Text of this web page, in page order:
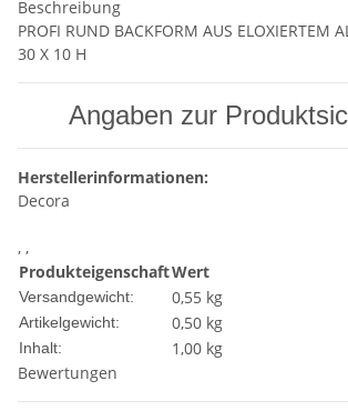
Beschreibung
PROFI RUND BACKFORM AUS ELOXIERTEM
30 X 10 H
Angaben zur
Herstellerinformationen:
Decora
, ,
ProdukteigenschaftWert
Versandgewicht: 0,55 kg
Artikelgewicht: 0,50 kg
Inhalt:
1,00 kg
Bewertungen